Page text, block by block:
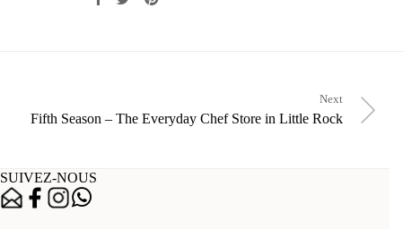
Next
Fifth Season – The Everyday Chef Store in Little Rock
SUIVEZ-NOUS